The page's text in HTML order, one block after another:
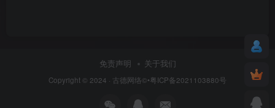
免责声明 关于我们
Copyright © 2024 · 古德网络©•粤ICP备2021103880号